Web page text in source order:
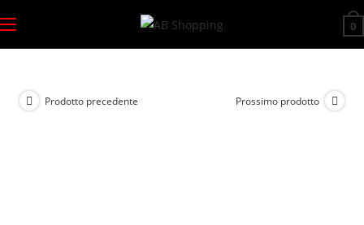
al
contenuto
0
Prodotto precedente Prossimo prodotto